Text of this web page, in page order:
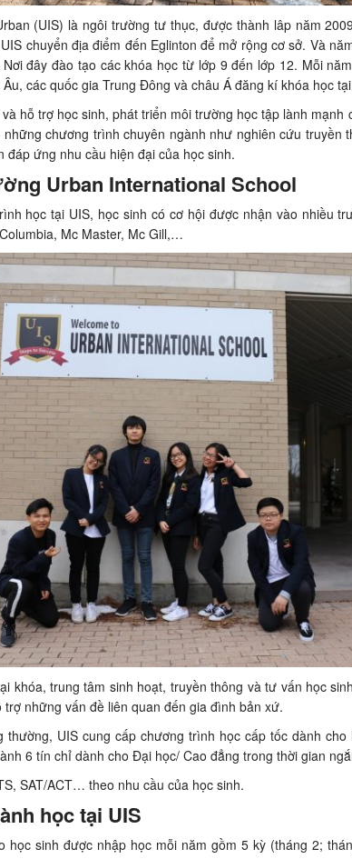
(UIS) là ngôi trường tư thục, được thành lâp năm
chuyển địa điểm đến Eglinton để mở rộng cơ sở. Và
đây đào tạo các khóa học từ lớp 9 đến lớp 12. Mỗi
các quốc gia Trung Đông và châu Á đăng kí khóa học
hỗ trợ học sinh, phát triển môi trường học tập lành mạnh
chương trình chuyên ngành như nghiên cứu truyền
đáp ứng nhu cầu hiện đại của học sinh.
Urban International School
học tại UIS, học sinh có cơ hội được nhận vào nhiều
Mc Master, Mc Gill,…
khóa, trung tâm sinh hoạt, truyền thông và tư vấn học
những vấn đề liên quan đến gia đình bản xứ.
thường, UIS cung cấp chương trình học cấp tốc dành
6 tín chỉ dành cho Đại học/ Cao đẳng trong thời gian
SAT/ACT… theo nhu cầu của học sinh.
học tại UIS
học sinh được nhập học mỗi năm gồm 5 kỳ (tháng 2;